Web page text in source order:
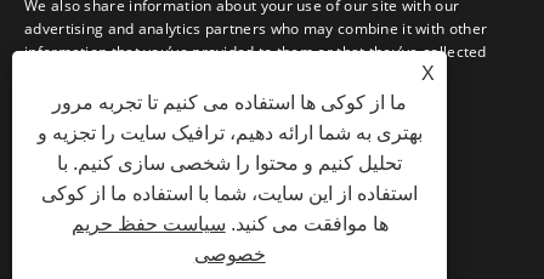
آشامیدنی کاربردی را از تولیدات اولیه تولید مستقر در چین ، ژاپن و کره تولید ،
بازاریابی و توزیع می کنیم ، جایی که ما چندین سال تجربه داریم و بسیار خوب
مستقر هستیم. تخصص و اعتبار ما در تأمین منابع به نفع شرکای ما در سراسر
پیوندها Sitemap RSS XML Privacy Policy
X
ما از کوکی ها استفاده می کنیم تا تجربه مرور
بهتری به شما ارائه دهیم، ترافیک سایت را تجزیه و
تحلیل کنیم و محتوا را شخصی سازی کنیم. با
استفاده از این سایت، شما با استفاده ما از کوکی
ها موافقت می کنید. سیاست حفظ حریم
خصوصی
We also share information about your use of our site with our
advertising and analytics partners who may combine it with other
information that you’ve provided to them or that they’ve collected
STRICTLY NECESSARY
PERFORMANCE
TARGETING FUNCTIONALITY
UNCLASSIFIED